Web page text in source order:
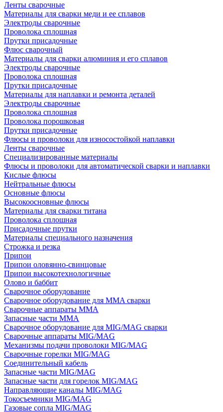
Ленты сварочные
Материалы для сварки меди и ее сплавов
Электроды сварочные
Проволока сплошная
Прутки присадочные
Флюс сварочный
Материалы для сварки алюминия и его сплавов
Электроды сварочные
Проволока сплошная
Прутки присадочные
Материалы для наплавки и ремонта деталей
Электроды сварочные
Проволока сплошная
Проволока порошковая
Прутки присадочные
Флюсы и проволоки для износостойкой наплавки
Ленты сварочные
Специализированные материалы
Флюсы и проволоки для автоматической сварки и наплавки
Кислые флюсы
Нейтральные флюсы
Основные флюсы
Высокоосновные флюсы
Материалы для сварки титана
Проволока сплошная
Присадочные прутки
Материалы специального назначения
Строжка и резка
Припои
Припои оловянно-свинцовые
Припои высокотехнологичные
Олово и баббит
Сварочное оборудование
Сварочное оборудование для MMA сварки
Сварочные аппараты MMA
Запасные части MMA
Сварочное оборудование для MIG/MAG сварки
Сварочные аппараты MIG/MAG
Механизмы подачи проволоки MIG/MAG
Сварочные горелки MIG/MAG
Соединительный кабель
Запасные части MIG/MAG
Запасные части для горелок MIG/MAG
Направляющие каналы MIG/MAG
Токосъемники MIG/MAG
Газовые сопла MIG/MAG